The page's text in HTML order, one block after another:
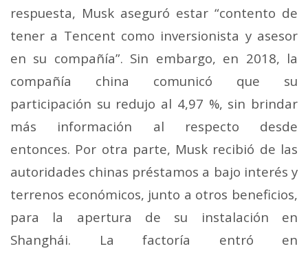
respuesta, Musk aseguró estar “contento de
tener a Tencent como inversionista y asesor
en su compañía”. Sin embargo, en 2018, la
compañía china comunicó que su
participación su redujo al 4,97 %, sin brindar
más información al respecto desde
entonces. Por otra parte, Musk recibió de las
autoridades chinas préstamos a bajo interés y
terrenos económicos, junto a otros beneficios,
para la apertura de su instalación en
Shanghái. La factoría entró en